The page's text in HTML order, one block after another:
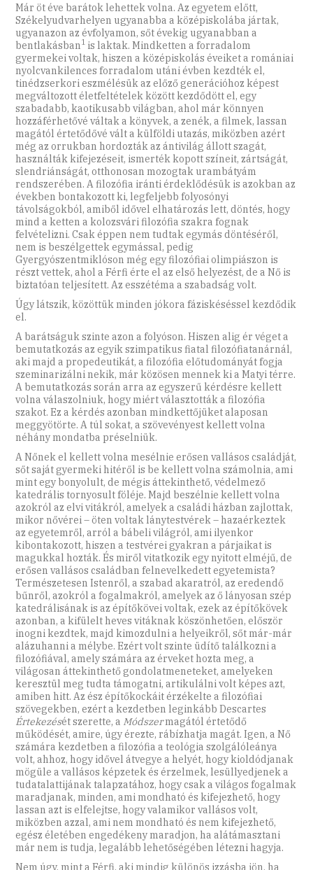
Már öt éve barátok lehettek volna. Az egyetem előtt,
Székelyudvarhelyen ugyanabba a középiskolába jártak,
ugyanazon az évfolyamon, sőt évekig ugyanabban a
bentlakásban 1 is laktak. Mindketten a forradalom
gyermekei voltak, hiszen a középiskolás éveiket a romániai
nyolcvankilences forradalom utáni évben kezdték el,
tinédzserkori eszmélésük az előző generációhoz képest
megváltozott életfeltételek között kezdődött el, egy
szabadabb, kaotikusabb világban, ahol már könnyen
hozzáférhetővé váltak a könyvek, a zenék, a filmek, lassan
magától értetődővé vált a külföldi utazás, miközben azért
még az orrukban hordozták az ántivilág állott szagát,
használták kifejezéseit, ismerték kopott színeit, zártságát,
slendriánságát, otthonosan mozogtak urambátyám
rendszerében. A filozófia iránti érdeklődésük is azokban az
években bontakozott ki, legfeljebb folyosónyi
távolságokból, amiből idővel elhatározás lett, döntés, hogy
mind a ketten a kolozsvári filozófia szakra fognak
felvételizni. Csak éppen nem tudtak egymás döntéséről,
nem is beszélgettek egymással, pedig
Gyergyószentmiklóson még egy filozófiai olimpiászon is
részt vettek, ahol a Férfi érte el az első helyezést, de a Nő is
biztatóan teljesített. Az esszétéma a szabadság volt.
Úgy látszik, közöttük minden jókora fáziskéséssel kezdődik
el.
A barátságuk szinte azon a folyóson. Hiszen alig ér véget a
bemutatkozás az egyik szimpatikus fiatal filozófiatanárnál,
aki majd a propedeutikát, a filozófia előtudományát fogja
szeminarizálni nekik, már közösen mennek ki a Matyi térre.
A bemutatkozás során arra az egyszerű kérdésre kellett
volna válaszolniuk, hogy miért választották a filozófia
szakot. Ez a kérdés azonban mindkettőjüket alaposan
meggyötörte. A túl sokat, a szövevényest kellett volna
néhány mondatba préselniük.
A Nőnek el kellett volna mesélnie erősen vallásos családját,
sőt saját gyermeki hitéről is be kellett volna számolnia, ami
mint egy bonyolult, de mégis áttekinthető, védelmező
katedrális tornyosult föléje. Majd beszélnie kellett volna
azokról az elvi vitákról, amelyek a családi házban zajlottak,
mikor nővérei – öten voltak lánytestvérek – hazaérkeztek
az egyetemről, arról a bábeli világról, ami ilyenkor
kibontakozott, hiszen a testvérei gyakran a párjaikat is
magukkal hozták. És miről vitatkozik egy nyitott elméjű, de
erősen vallásos családban felnevelkedett egyetemista?
Természetesen Istenről, a szabad akaratról, az eredendő
bűnről, azokról a fogalmakról, amelyek az ő lányosan szép
katedrálisának is az építőkövei voltak, ezek az építőkövek
azonban, a kifülelt heves vitáknak köszönhetően, először
inogni kezdtek, majd kimozdulni a helyeikről, sőt már-már
alázuhanni a mélybe. Ezért volt szinte üdítő találkozni a
filozófiával, amely számára az érveket hozta meg, a
világosan áttekinthető gondolatmeneteket, amelyeken
keresztül meg tudta támogatni, artikulálni volt képes azt,
amiben hitt. Az ész építőkockáit érzékelte a filozófiai
szövegekben, ezért a kezdetben leginkább Descartes
Értekezését szerette, a Módszermagától értetődő
működését, amire, úgy érezte, rábízhatja magát. Igen, a Nő
számára kezdetben a filozófia a teológia szolgálóleánya
volt, ahhoz, hogy idővel átvegye a helyét, hogy kioldódjanak
mögüle a vallásos képzetek és érzelmek, lesüllyedjenek a
tudatalattijának talapzatához, hogy csak a világos fogalmak
maradjanak, minden, ami mondható és kifejezhető, hogy
lassan azt is elfelejtse, hogy valamikor vallásos volt,
miközben azzal, ami nem mondható és nem kifejezhető,
egész életében engedékeny maradjon, ha alátámasztani
már nem is tudja, legalább lehetőségében létezni hagyja.
Nem úgy, mint a Férfi, aki mindig különös izzásba jön, ha